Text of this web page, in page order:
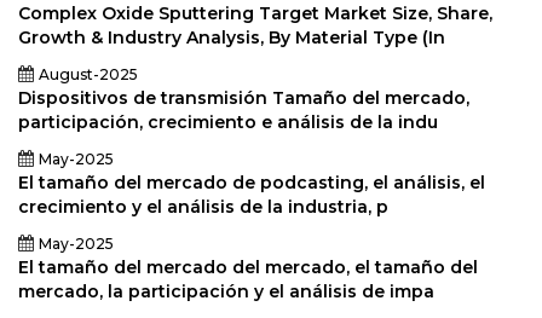
Complex Oxide Sputtering Target Market Size, Share,
Growth & Industry Analysis, By Material Type (In
August-2025
Dispositivos de transmisión Tamaño del mercado,
participación, crecimiento e análisis de la indu
May-2025
El tamaño del mercado de podcasting, el análisis, el
crecimiento y el análisis de la industria, p
May-2025
El tamaño del mercado del mercado, el tamaño del
mercado, la participación y el análisis de impa